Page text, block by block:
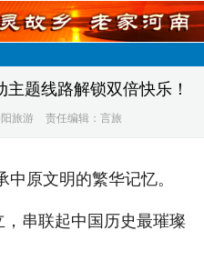
题线路解锁双倍快乐！
旅游 责任编辑：言旅
原文明的繁华记忆。
串联起中国历史最璀璨